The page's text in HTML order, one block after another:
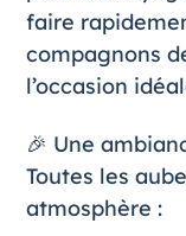
faire
compagnons
l’occasion
🎉 Une
Toutes les
atmosphère :